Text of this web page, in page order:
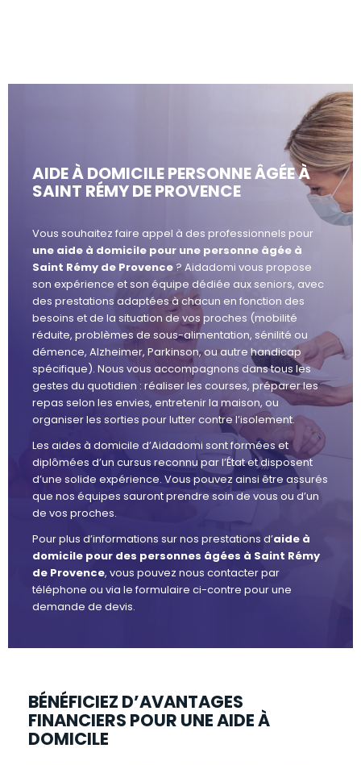
AIDE À DOMICILE PERSONNE ÂGÉE À
SAINT RÉMY DE PROVENCE
Vous souhaitez faire appel à des professionnels pour
une aide à domicile pour une personne âgée à
Saint Rémy de Provence ? Aidadomi vous propose
son expérience et son équipe dédiée aux seniors, avec
des prestations adaptées à chacun en fonction des
besoins et de la situation de vos proches (mobilité
réduite, problèmes de sous-alimentation, sénilité ou
démence, Alzheimer, Parkinson, ou autre handicap
spécifique). Nous vous accompagnons dans tous les
gestes du quotidien : réaliser les courses, préparer les
repas selon les envies, entretenir la maison, ou
organiser les sorties pour lutter contre l’isolement.
Les aides à domicile d’Aidadomi sont formées et
diplômées d’un cursus reconnu par l’État et disposent
d’une solide expérience. Vous pouvez ainsi être assurés
que nos équipes sauront prendre soin de vous ou d’un
de vos proches.
Pour plus d’informations sur nos prestations d’aide à
domicile pour des personnes âgées à Saint Rémy
de Provence, vous pouvez nous contacter par
téléphone ou via le formulaire ci-contre pour une
demande de devis.
BÉNÉFICIEZ D’AVANTAGES
FINANCIERS POUR UNE AIDE À
DOMICILE